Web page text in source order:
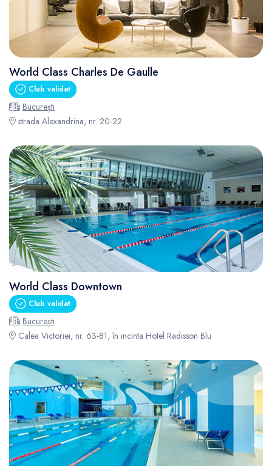
World Class Charles De Gaulle
Club validat
București
strada Alexandrina, nr. 20-22
World Class Downtown
Club validat
București
Calea Victoriei, nr. 63-81, în incinta Hotel Radisson Blu